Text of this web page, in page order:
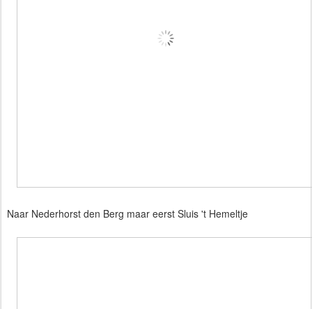
Naar Nederhorst den Berg maar eerst Sluis 't Hemeltje